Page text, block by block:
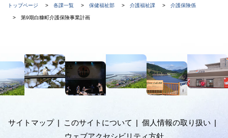
現
在
の
階
層
トップページ 各課一覧 保健福祉部 介護福祉課 介護保険係
第9期白糠町介護保険事業計画
へ
メ
サイトマップ このサイトについて
個人情報の取り扱い
ウェブアクセシビリティ方針